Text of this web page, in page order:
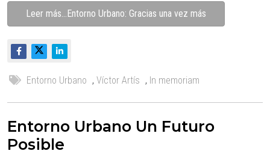
Leer más…Entorno Urbano: Gracias una vez más
Entorno Urbano , Víctor Artís , In memoriam
Entorno Urbano Un Futuro
Posible